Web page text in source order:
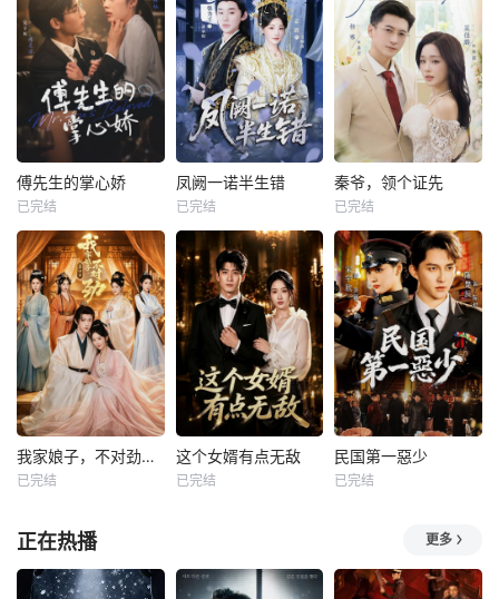
傅先生的掌心娇
已完结
凤阙一诺半生错
已完结
秦爷，领个证先
已完结
我家娘子，不对劲第四季
已完结
这个女婿有点无敌
已完结
民国第一惡少
已完结
正在热播 更多